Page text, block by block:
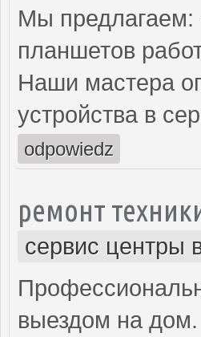
Мы предлагаем:
планшетов
Наши мастера
устройства в
odpowiedz
ремонт
сервис центры
выездом на дом.